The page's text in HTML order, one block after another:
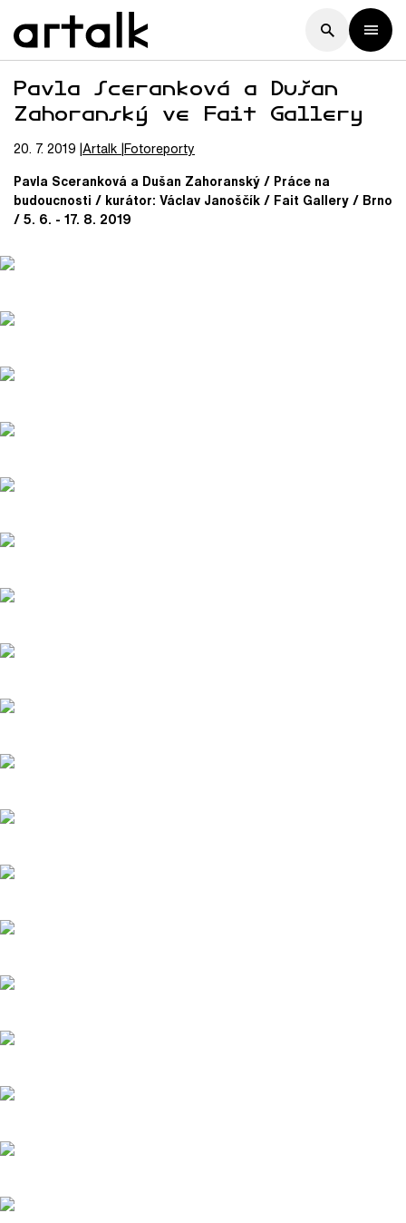
Pavla Sceranková a Dušan
Zahoranský ve Fait Gallery
20. 7. 2019 Artalk Fotoreporty
Pavla Sceranková a Dušan Zahoranský / Práce na
budoucnosti / kurátor: Václav Janoščík / Fait Gallery / Brno
/ 5. 6. - 17. 8. 2019